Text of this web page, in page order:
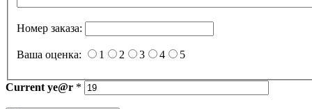
Номер заказа:
Ваша оценка: 1 2 3 4 5
Current ye@r *